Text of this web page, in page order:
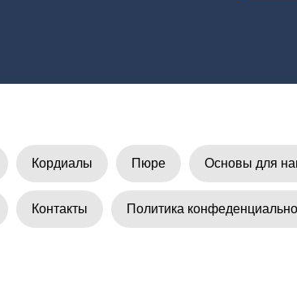
Кордиалы Пюре Основы для
Контакты Политика